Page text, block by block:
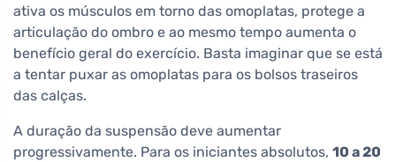
ativa os músculos em torno das omoplatas, protege a
articulação do ombro e ao mesmo tempo aumenta o
benefício geral do exercício. Basta imaginar que se está
a tentar puxar as omoplatas para os bolsos traseiros
das calças.
A duração da suspensão deve aumentar
progressivamente. Para os iniciantes absolutos, 10 a 20